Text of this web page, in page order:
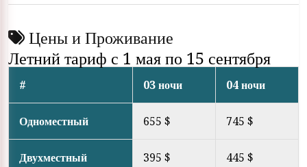
Цены и Проживание
Летний тариф с 1 мая по 15 сентября
# 03 ночи 04 ночи
Одноместный 655 $ 745 $
Двухместный 395 $ 445 $